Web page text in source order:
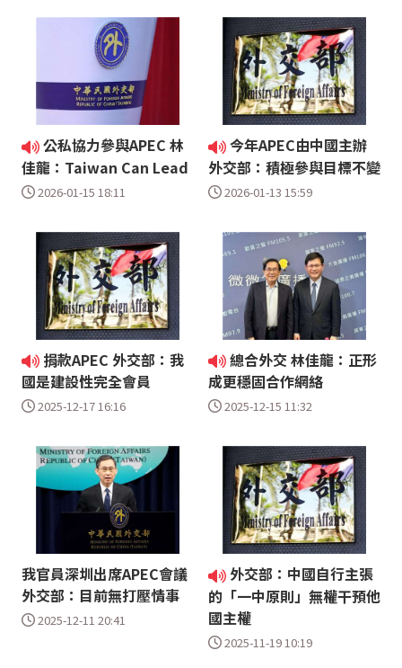
公私協力參與APEC 林
佳龍：Taiwan Can Lead
2026-01-15 18:11
今年APEC由中國主辦
外交部：積極參與目標不變
2026-01-13 15:59
捐款APEC 外交部：我
國是建設性完全會員
2025-12-17 16:16
總合外交 林佳龍：正形
成更穩固合作網絡
2025-12-15 11:32
我官員深圳出席APEC會議
外交部：目前無打壓情事
2025-12-11 20:41
外交部：中國自行主張
的「一中原則」無權干預他
國主權
2025-11-19 10:19